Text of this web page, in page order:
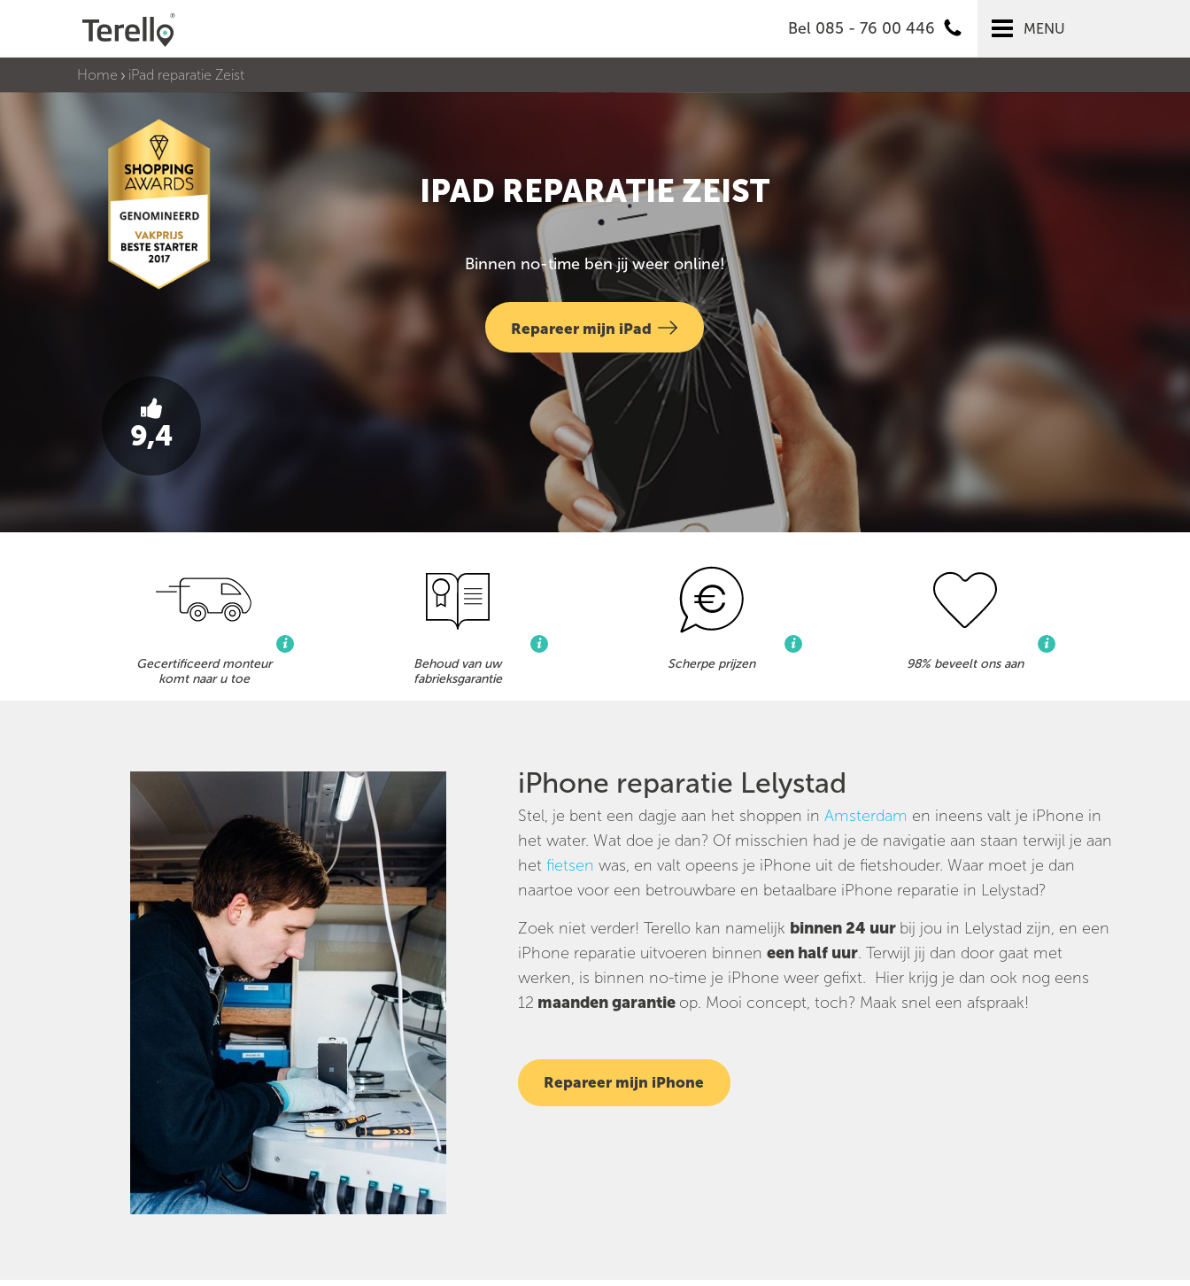
Bel 085 - 76 00 446 MENU
Home iPad reparatie Zeist
IPAD REPARATIE ZEIST
Binnen no-time ben jij weer online!
Repareer mijn iPad
9,4
Gecertificeerd monteur
komt naar u toe
Behoud van uw
fabrieksgarantie
Scherpe prijzen 98% beveelt ons aan
iPhone reparatie Lelystad
Stel, je bent een dagje aan het shoppen in Amsterdam en ineens valt je iPhone in
het water. Wat doe je dan? Of misschien had je de navigatie aan staan terwijl je aan
het fietsen was, en valt opeens je iPhone uit de fietshouder. Waar moet je dan
naartoe voor een betrouwbare en betaalbare iPhone reparatie in Lelystad?
Zoek niet verder! Terello kan namelijk binnen 24 uur bij jou in Lelystad zijn, en een
iPhone reparatie uitvoeren binnen een half uur. Terwijl jij dan door gaat met
werken, is binnen no-time je iPhone weer gefixt. Hier krijg je dan ook nog eens
12 maanden garantie op. Mooi concept, toch? Maak snel een afspraak!
Repareer mijn iPhone